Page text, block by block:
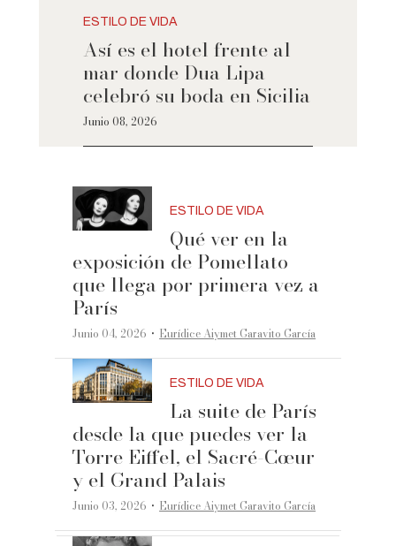
ESTILO DE VIDA
Así es el hotel frente al
mar donde Dua Lipa
celebró su boda en Sicilia
Junio 08, 2026
ESTILO DE VIDA
Qué ver en la
exposición de Pomellato
que llega por primera vez a
París
Junio 04, 2026 ·Eurídice Aiymet Garavito García
ESTILO DE VIDA
La suite de París
desde la que puedes ver la
Torre Eiffel, el Sacré-Cœur
y el Grand Palais
Junio 03, 2026 ·Eurídice Aiymet Garavito García